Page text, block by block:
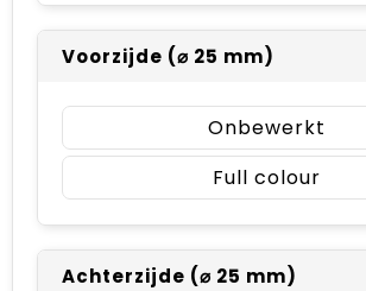
Voorzijde (⌀ 25 mm)
Onbewerkt
Full colour
Achterzijde (⌀ 25 mm)